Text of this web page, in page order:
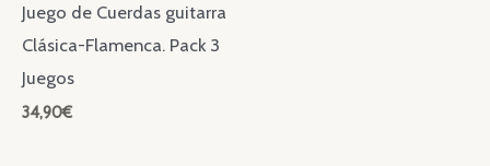
Juego de Cuerdas guitarra
Clásica-Flamenca. Pack 3
Juegos
34,90€